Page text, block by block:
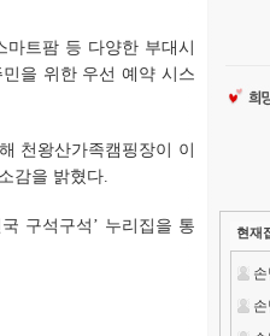
트팜 등 다양한 부대시
을 위한 우선 예약 시스
천왕산가족캠핑장이 이
감을 밝혔다.
구석구석’ 누리집을 통
현재